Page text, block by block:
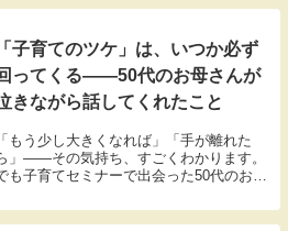
「子育てのツケ」は、いつか必ず
ってくる――50代のお母さんが
きながら話してくれたこと
「もう少し大きくなれば」「手が離れた
」——その気持ち、すごくわかります。
も子育てセミナーで出会った50代のお母
れない話を聞いてください。